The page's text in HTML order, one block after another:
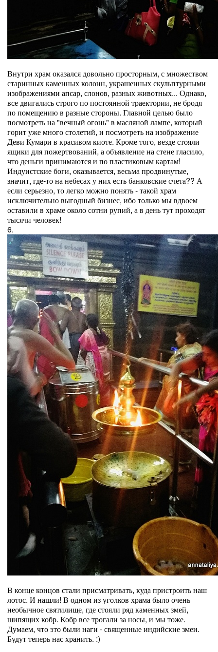
Внутри храм оказался довольно просторным, с множеством
старинных каменных колонн, украшенных скульптурными
изображениями апсар, слонов, разных животных... Однако,
все двигались строго по постоянной траектории, не бродя
по помещению в разные стороны. Главной целью было
посмотреть на "вечный огонь" в масляной лампе, который
горит уже много столетий, и посмотреть на изображение
Деви Кумари в красивом киоте. Кроме того, везде стояли
ящики для пожертвований, а объявление на стене гласило,
что деньги принимаются и по пластиковым картам!
Индуистские боги, оказывается, весьма продвинутые,
значит, где-то на небесах у них есть банковские счета?? А
если серьезно, то легко можно понять - такой храм
исключительно выгодный бизнес, ибо только мы вдвоем
оставили в храме около сотни рупий, а в день тут проходят
тысячи человек!
6.
В конце концов стали присматривать, куда пристроить наш
лотос. И нашли! В одном из уголков храма было очень
необычное святилище, где стояли ряд каменных змей,
шипящих кобр. Кобр все трогали за носы, и мы тоже.
Думаем, что это были наги - священные индийские змеи.
Будут теперь нас хранить. :)